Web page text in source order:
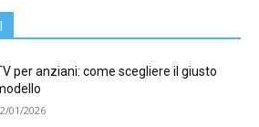
per anziani: come scegliere il giusto
01/2026